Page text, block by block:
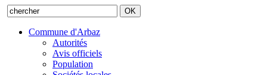
Commune d'Arbaz
Autorités
Avis officiels
Population